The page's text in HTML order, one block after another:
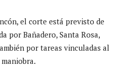
el corte está previsto de
por Bañadero, Santa Rosa,
por tareas vinculadas al